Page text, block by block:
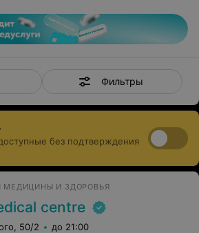
Фильтры
без подтверждения
МЕДИЦИНЫ И ЗДОРОВЬЯ
centre
50/2 до 21:00